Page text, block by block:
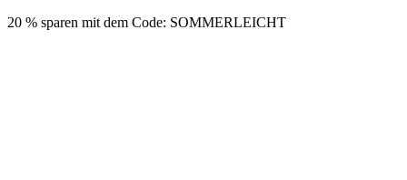
20 % sparen mit dem Code: SOMMERLEICHT